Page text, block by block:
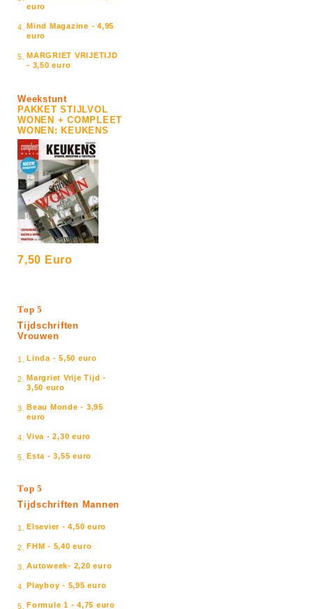
euro
4. Mind Magazine - 4,95
euro
5. MARGRIET VRIJETIJD
- 3,50 euro
Weekstunt
PAKKET STIJLVOL
WONEN + COMPLEET
WONEN: KEUKENS
7,50 Euro
Top 5
Tijdschriften
Vrouwen
1. Linda - 5,50 euro
2. Margriet Vrije Tijd -
3,50 euro
3. Beau Monde - 3,95
euro
4. Viva - 2,30 euro
5. Esta - 3,55 euro
Top 5
Tijdschriften Mannen
1. Elsevier - 4,50 euro
2. FHM - 5,40 euro
3. Autoweek- 2,20 euro
4. Playboy - 5,95 euro
5. Formule 1 - 4,75 euro